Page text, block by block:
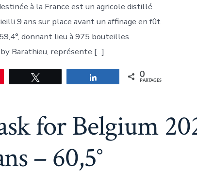
à la France est un agricole distillé
9 ans sur place avant un affinage en fût
donnant lieu à 975 bouteilles
Barathieu, représente […]
Partagez 0
PARTAGES
for Belgium
– 60,5°